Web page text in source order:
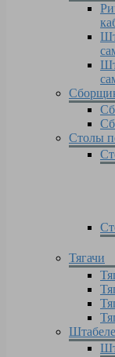
Столы
Тягачи